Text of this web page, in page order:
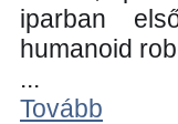
iparban
humanoid
...
Tovább